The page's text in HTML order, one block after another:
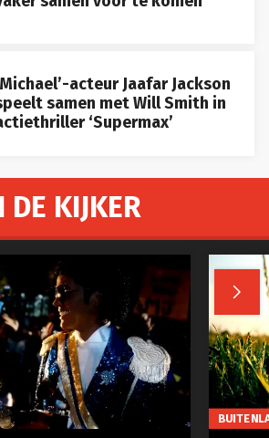
acteur Jaafar Jackson
samen met Will Smith in
‘Supermax’
DE KIJKER
